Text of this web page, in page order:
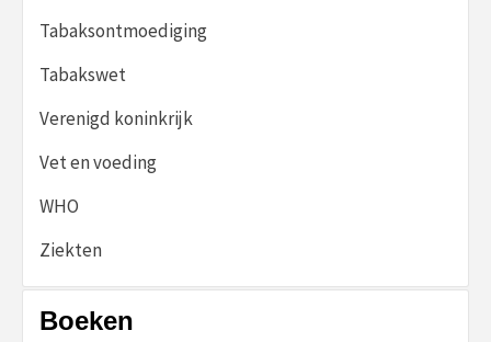
Tabaksontmoediging
Tabakswet
Verenigd koninkrijk
Vet en voeding
WHO
Ziekten
Boeken